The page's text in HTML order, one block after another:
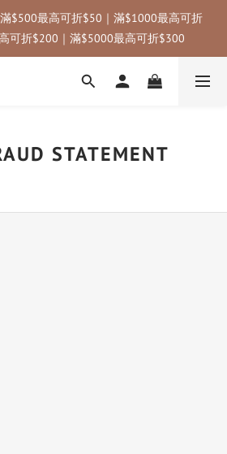
定優惠碼：annahome (滿3000折$300)
＿＿｜✈️ 海外滿三千免運｜
$500最高可折$50｜滿$1000最高可折
可折$200｜滿$5000最高可折$300
定優惠碼：annahome (滿3000折$300)
STATEMENT